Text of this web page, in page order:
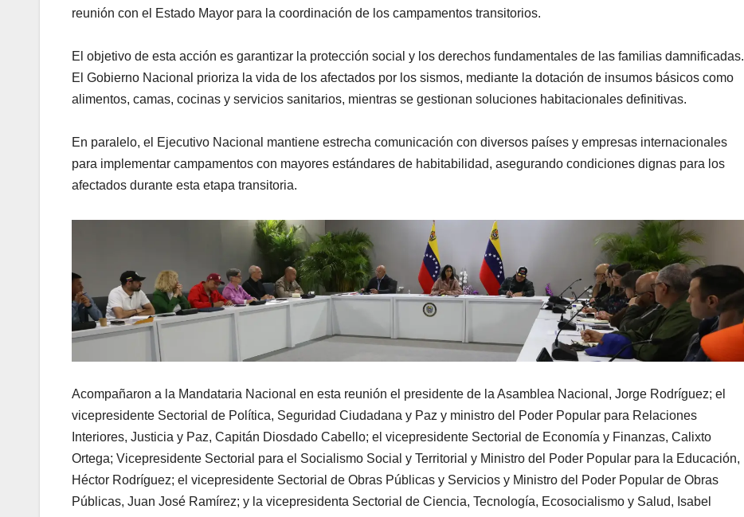
reunión con el Estado Mayor para la coordinación de los campamentos transitorios.
El objetivo de esta acción es garantizar la protección social y los derechos fundamentales de las familias damnificadas.
El Gobierno Nacional prioriza la vida de los afectados por los sismos, mediante la dotación de insumos básicos como
alimentos, camas, cocinas y servicios sanitarios, mientras se gestionan soluciones habitacionales definitivas.
En paralelo, el Ejecutivo Nacional mantiene estrecha comunicación con diversos países y empresas internacionales
para implementar campamentos con mayores estándares de habitabilidad, asegurando condiciones dignas para los
afectados durante esta etapa transitoria.
Acompañaron a la Mandataria Nacional en esta reunión el presidente de la Asamblea Nacional, Jorge Rodríguez; el
vicepresidente Sectorial de Política, Seguridad Ciudadana y Paz y ministro del Poder Popular para Relaciones
Interiores, Justicia y Paz, Capitán Diosdado Cabello; el vicepresidente Sectorial de Economía y Finanzas, Calixto
Ortega; Vicepresidente Sectorial para el Socialismo Social y Territorial y Ministro del Poder Popular para la Educación,
Héctor Rodríguez; el vicepresidente Sectorial de Obras Públicas у Servicios y Ministro del Poder Popular de Obras
Públicas, Juan José Ramírez; y la vicepresidenta Sectorial de Ciencia, Tecnología, Ecosocialismo y Salud, Isabel